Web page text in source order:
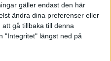
gäller endast den här
ändra dina preferenser eller
gå tillbaka till denna
"Integritet" längst ned på
46 11121
26 Oktober
2025